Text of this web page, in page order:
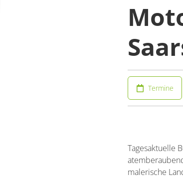
Termine
Tagesaktuelle
malerische